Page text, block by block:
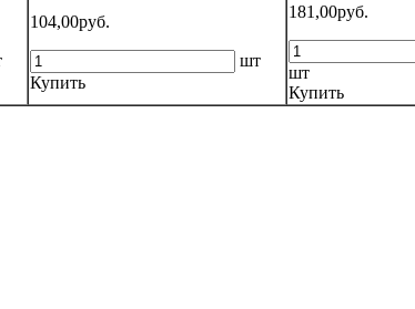
104,00руб.
шт
Купить
181,00руб.
шт
Купить